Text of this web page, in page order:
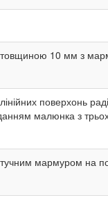
10 мм з
поверхонь
малюнка з
мармуром на